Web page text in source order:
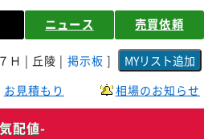
ニュース 売買依頼
Ｈ | 丘陵 | 掲示板 ]
お見積もり 相場のお知らせ
配値-